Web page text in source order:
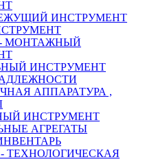
ИНСТРУМЕНТ
МОНТАЖНЫЙ
ИНСТРУМЕНТ
АППАРАТУРА ,
ИНСТРУМЕНТ
АГРЕГАТЫ
ТЕХНОЛОГИЧЕСКАЯ